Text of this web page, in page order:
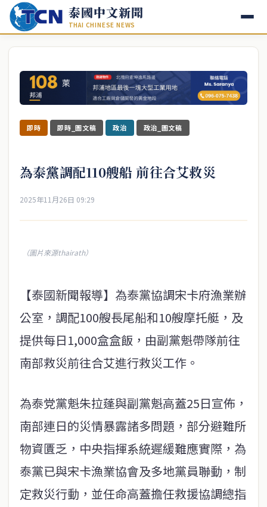
泰國中文新聞
THAI CHINESE NEWS
即時 即時_圖文稿 政治 政治_圖文稿
為泰黨調配110艘船 前往合艾救災
2025年11月26日 09:29
（圖片來源thairath）
【泰國新聞報導】為泰黨協調宋卡府漁業辦
公室，調配100艘長尾船和10艘摩托艇，及
提供每日1,000盒盒飯，由副黨魁帶隊前往
南部救災前往合艾進行救災工作。
為泰党黨魁朱拉蓬與副黨魁高蓋25日宣佈，
南部連日的災情暴露諸多問題，部分避難所
物資匱乏，中央指揮系統遲緩難應實際，為
泰黨已與宋卡漁業協會及多地黨員聯動，制
定救災行動，並任命高蓋擔任救援協調總指